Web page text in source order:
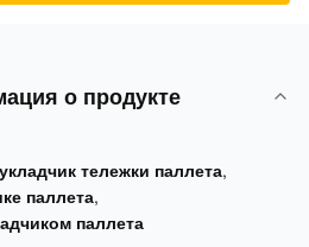
о продукте
тележки паллета,
паллета,
паллета